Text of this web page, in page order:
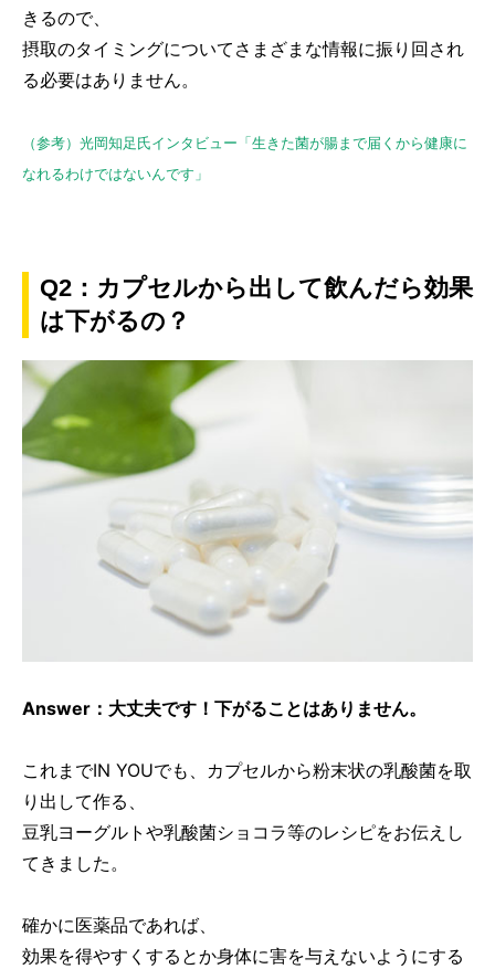
きるので、
摂取のタイミングについてさまざまな情報に振り回され
る必要はありません。
（参考）光岡知足氏インタビュー「生きた菌が腸まで届くから健康に
なれるわけではないんです」
Q2：カプセルから出して飲んだら効果
は下がるの？
Answer：大丈夫です！下がることはありません。
これまでIN YOUでも、カプセルから粉末状の乳酸菌を取
り出して作る、
豆乳ヨーグルトや乳酸菌ショコラ等のレシピをお伝えし
てきました。
確かに医薬品であれば、
効果を得やすくするとか身体に害を与えないようにする